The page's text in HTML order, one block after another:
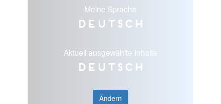
Meine Sprache
Deutsch
Aktuell ausgewählte Inhalte
Deutsch
Ändern